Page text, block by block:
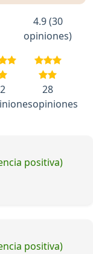
4.9 (30
opiniones)
2
28
opiniones
positiva)
positiva)